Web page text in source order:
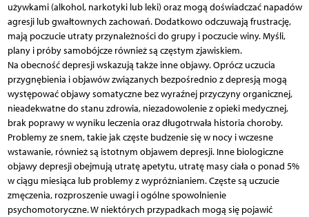
używkami (alkohol, narkotyki lub leki) oraz mogą doświadczać napadów
agresji lub gwałtownych zachowań. Dodatkowo odczuwają frustrację,
mają poczucie utraty przynależności do grupy i poczucie winy. Myśli,
plany i próby samobójcze również są częstym zjawiskiem.
Na obecność depresji wskazują także inne objawy. Oprócz uczucia
przygnębienia i objawów związanych bezpośrednio z depresją mogą
występować objawy somatyczne bez wyraźnej przyczyny organicznej,
nieadekwatne do stanu zdrowia, niezadowolenie z opieki medycznej,
brak poprawy w wyniku leczenia oraz długotrwała historia choroby.
Problemy ze snem, takie jak częste budzenie się w nocy i wczesne
wstawanie, również są istotnym objawem depresji. Inne biologiczne
objawy depresji obejmują utratę apetytu, utratę masy ciała o ponad 5%
w ciągu miesiąca lub problemy z wypróżnianiem. Częste są uczucie
zmęczenia, rozproszenie uwagi i ogólne spowolnienie
psychomotoryczne. W niektórych przypadkach mogą się pojawić